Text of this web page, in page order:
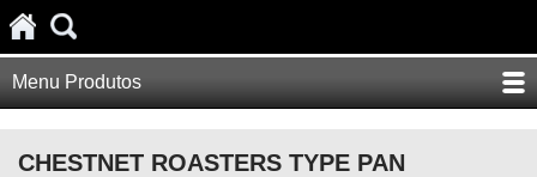
Menu Produtos
CHESTNET ROASTERS TYPE PAN